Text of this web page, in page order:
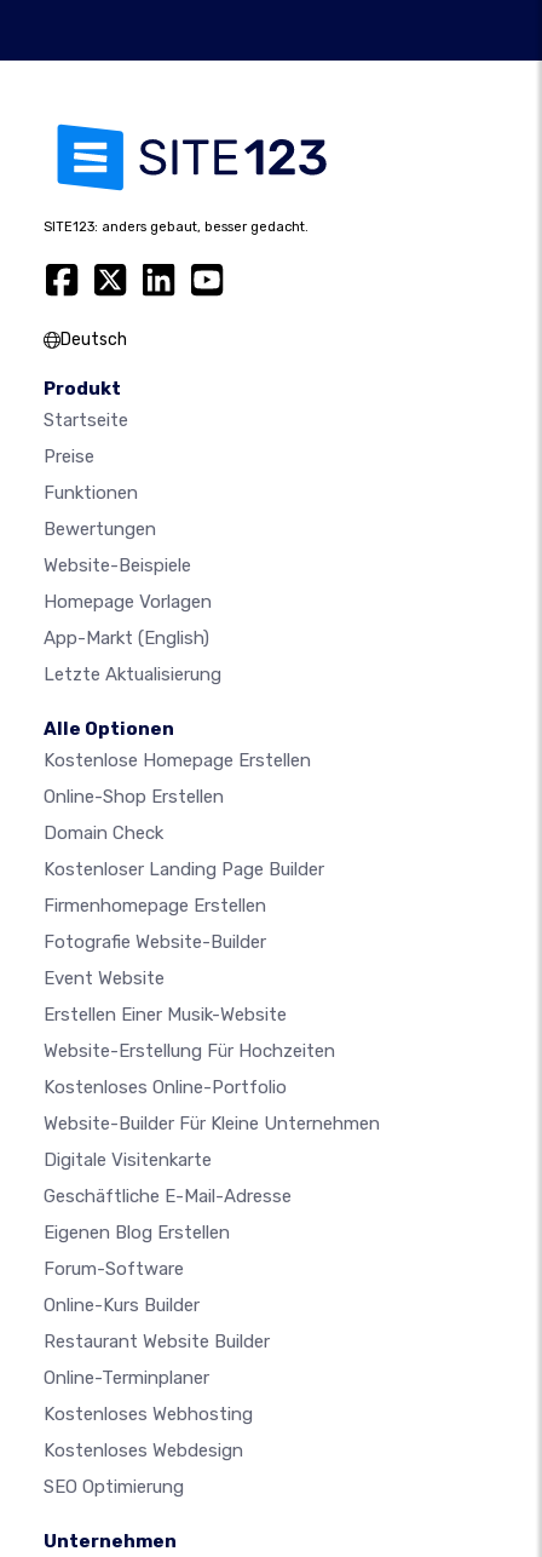
SITE123: anders gebaut, besser gedacht.
Deutsch
Produkt
Startseite
Preise
Funktionen
Bewertungen
Website-Beispiele
Homepage Vorlagen
App-Markt (English)
Letzte Aktualisierung
Alle Optionen
Kostenlose Homepage Erstellen
Online-Shop Erstellen
Domain Check
Kostenloser Landing Page Builder
Firmenhomepage Erstellen
Fotografie Website-Builder
Event Website
Erstellen Einer Musik-Website
Website-Erstellung Für Hochzeiten
Kostenloses Online-Portfolio
Website-Builder Für Kleine Unternehmen
Digitale Visitenkarte
Geschäftliche E-Mail-Adresse
Eigenen Blog Erstellen
Forum-Software
Online-Kurs Builder
Restaurant Website Builder
Online-Terminplaner
Kostenloses Webhosting
Kostenloses Webdesign
SEO Optimierung
Unternehmen